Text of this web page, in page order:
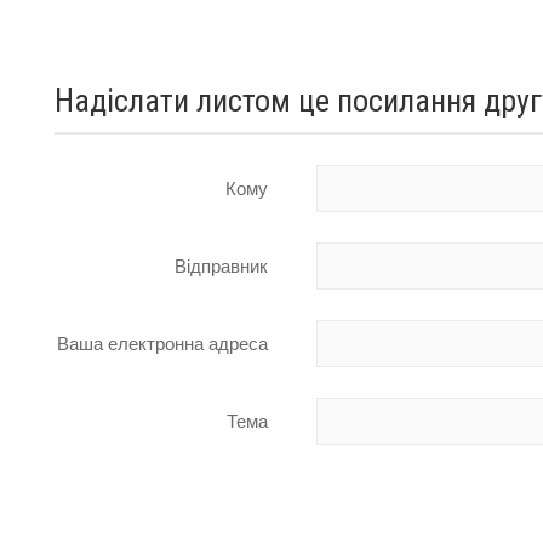
Надіслати листом це посилання
Кому
Відправник
Ваша електронна адреса
Тема